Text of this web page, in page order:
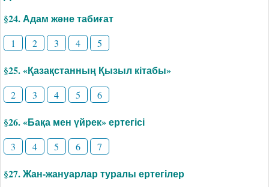
§24. Адам және табиғат
1 2 3 4 5
§25. «Қазақстанның Қызыл кітабы»
2 3 4 5 6
§26. «Бақа мен үйрек» ертегісі
3 4 5 6 7
§27. Жан-жануарлар туралы ертегілер